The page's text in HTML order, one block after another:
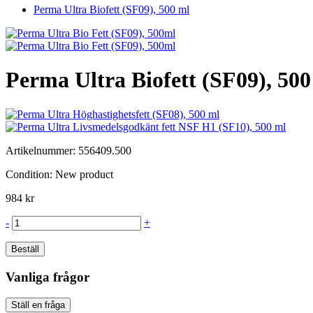
Perma Ultra Biofett (SF09), 500 ml
Perma Ultra Biofett (SF09),
Artikelnummer: 556409.500
Condition: New product
984 kr
- +
Beställ
Vanliga frågor
Ställ en fråga